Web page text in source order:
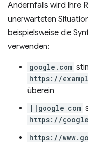
Andernfalls wird Ihre
unerwarteten
beispielsweise die
verwenden:
google.com
https://
überein
||google.com
https://
https://